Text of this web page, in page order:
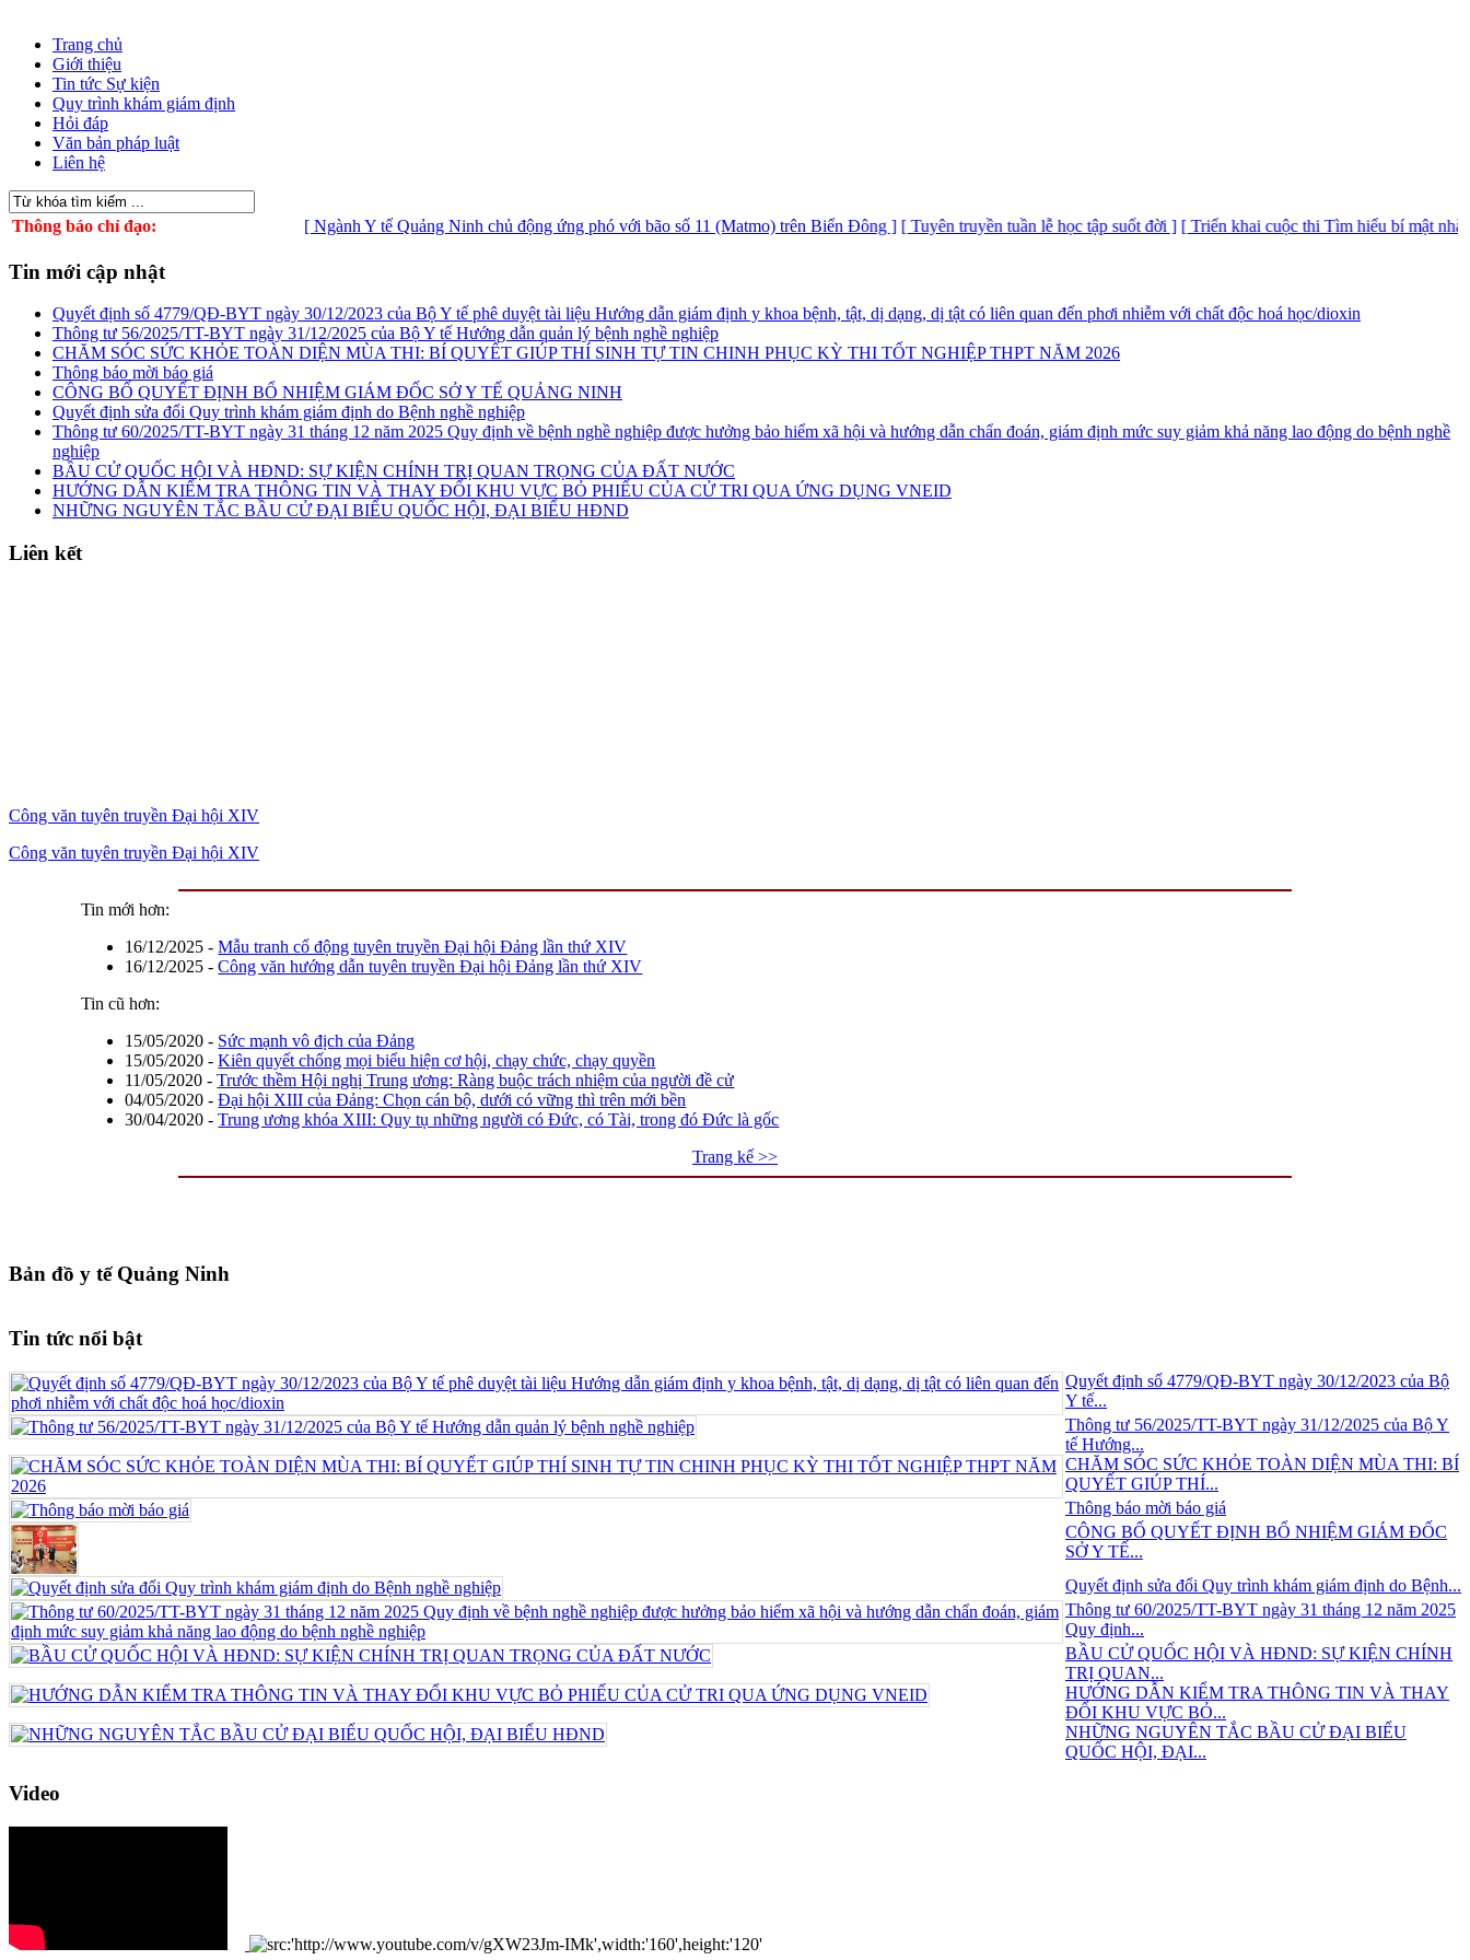
Trang chủ
Giới thiệu
Tin tức Sự kiện
Quy trình khám giám định
Hỏi đáp
Văn bản pháp luật
Liên hệ
Thông báo chỉ đạo: [ Ngành Y tế Quảng Ninh chủ động ứng phó với bão số 11 (Matmo) trên Biển Đông ] [ Tuyên truyền tuần lễ học tập suốt đời ] [ Triển khai cuộc thi Tìm hiểu bí mật nhà
Tin mới cập nhật
Quyết định số 4779/QĐ-BYT ngày 30/12/2023 của Bộ Y tế phê duyệt tài liệu Hướng dẫn giám định y khoa bệnh, tật, dị dạng, dị tật có liên quan đến phơi nhiễm với chất độc hoá học/dioxin
Thông tư 56/2025/TT-BYT ngày 31/12/2025 của Bộ Y tế Hướng dẫn quản lý bệnh nghề nghiệp
CHĂM SÓC SỨC KHỎE TOÀN DIỆN MÙA THI: BÍ QUYẾT GIÚP THÍ SINH TỰ TIN CHINH PHỤC KỲ THI TỐT NGHIỆP THPT NĂM 2026
Thông báo mời báo giá
CÔNG BỐ QUYẾT ĐỊNH BỔ NHIỆM GIÁM ĐỐC SỞ Y TẾ QUẢNG NINH
Quyết định sửa đổi Quy trình khám giám định do Bệnh nghề nghiệp
Thông tư 60/2025/TT-BYT ngày 31 tháng 12 năm 2025 Quy định về bệnh nghề nghiệp được hưởng bảo hiểm xã hội và hướng dẫn chẩn đoán, giám định mức suy giảm khả năng lao động do bệnh nghề
nghiệp
BẦU CỬ QUỐC HỘI VÀ HĐND: SỰ KIỆN CHÍNH TRỊ QUAN TRỌNG CỦA ĐẤT NƯỚC
HƯỚNG DẪN KIỂM TRA THÔNG TIN VÀ THAY ĐỔI KHU VỰC BỎ PHIẾU CỦA CỬ TRI QUA ỨNG DỤNG VNEID
NHỮNG NGUYÊN TẮC BẦU CỬ ĐẠI BIỂU QUỐC HỘI, ĐẠI BIỂU HĐND
Liên kết
Công văn tuyên truyền Đại hội XIV
Công văn tuyên truyền Đại hội XIV
Tin mới hơn:
16/12/2025 -Mẫu tranh cổ động tuyên truyền Đại hội Đảng lần thứ XIV
16/12/2025 -Công văn hướng dẫn tuyên truyền Đại hội Đảng lần thứ XIV
Tin cũ hơn:
15/05/2020 - Sức mạnh vô địch của Đảng
15/05/2020 -Kiên quyết chống mọi biểu hiện cơ hội, chạy chức, chạy quyền
11/05/2020 -Trước thềm Hội nghị Trung ương: Ràng buộc trách nhiệm của người đề cử
04/05/2020 -Đại hội XIII của Đảng: Chọn cán bộ, dưới có vững thì trên mới bền
30/04/2020 -Trung ương khóa XIII: Quy tụ những người có Đức, có Tài, trong đó Đức là gốc
Trang kế >>
Bản đồ y tế Quảng Ninh
Tin tức nổi bật
Quyết định số 4779/QĐ-BYT ngày 30/12/2023 của Bộ
Y tế...
Thông tư 56/2025/TT-BYT ngày 31/12/2025 của Bộ Y
tế Hướng...
CHĂM SÓC SỨC KHỎE TOÀN DIỆN MÙA THI: BÍ
QUYẾT GIÚP THÍ...
Thông báo mời báo giá
CÔNG BỐ QUYẾT ĐỊNH BỔ NHIỆM GIÁM ĐỐC
SỞ Y TẾ...
Quyết định sửa đổi Quy trình khám giám định do Bệnh...
Thông tư 60/2025/TT-BYT ngày 31 tháng 12 năm 2025
Quy định...
BẦU CỬ QUỐC HỘI VÀ HĐND: SỰ KIỆN CHÍNH
TRỊ QUAN...
HƯỚNG DẪN KIỂM TRA THÔNG TIN VÀ THAY
ĐỔI KHU VỰC BỎ...
NHỮNG NGUYÊN TẮC BẦU CỬ ĐẠI BIỂU
QUỐC HỘI, ĐẠI...
Video